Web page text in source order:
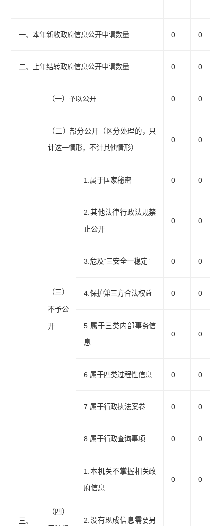
一、本年新收政府信息公开申请数量 0 0
二、上年结转政府信息公开申请数量 0 0
三、
（一）予以公开 0 0
（二）部分公开（区分处理的，只
计这一情形，不计其他情形）
0 0
（三）
不予公
开
1.属于国家秘密 0 0
2.其他法律行政法规禁
止公开
0 0
3.危及“三安全一稳定” 0 0
4.保护第三方合法权益 0 0
5.属于三类内部事务信
息
0 0
6.属于四类过程性信息 0 0
7.属于行政执法案卷 0 0
8.属于行政查询事项 0 0
（四）
1.本机关不掌握相关政
府信息
0 0
2.没有现成信息需要另